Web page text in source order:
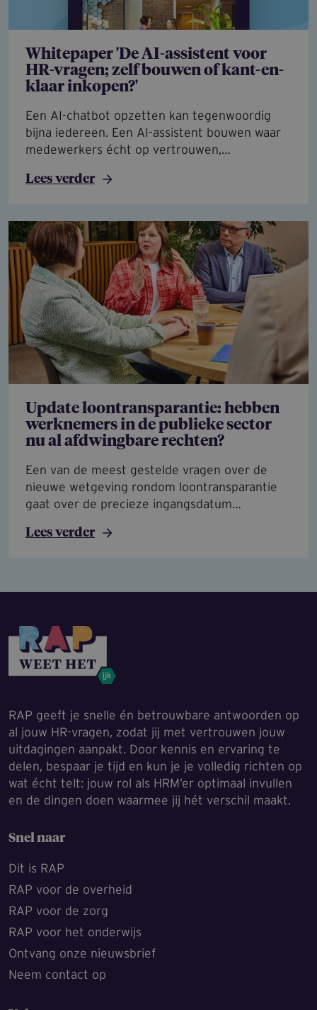
Whitepaper 'De AI-assistent voor
HR-vragen; zelf bouwen of kant-en-
klaar inkopen?'
Een AI-chatbot opzetten kan tegenwoordig
bijna iedereen. Een AI-assistent bouwen waar
medewerkers écht op vertrouwen,…
Lees verder
Update loontransparantie: hebben
werknemers in de publieke sector
nu al afdwingbare rechten?
Een van de meest gestelde vragen over de
nieuwe wetgeving rondom loontransparantie
gaat over de precieze ingangsdatum…
Lees verder
RAP geeft je snelle én betrouwbare antwoorden op
al jouw HR-vragen, zodat jij met vertrouwen jouw
uitdagingen aanpakt. Door kennis en ervaring te
delen, bespaar je tijd en kun je je volledig richten op
wat écht telt: jouw rol als HRM’er optimaal invullen
en de dingen doen waarmee jij hét verschil maakt.
Snel naar
Dit is RAP
RAP voor de overheid
RAP voor de zorg
RAP voor het onderwijs
Ontvang onze nieuwsbrief
Neem contact op